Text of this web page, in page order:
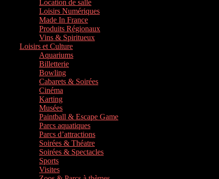
Location de salle
Loisirs Numériques
Made In France
Produits Régionaux
Vins & Spiritueux
Loisirs et Culture
Aquariums
Billetterie
Bowling
Cabarets & Soirées
Cinéma
Karting
Musées
Paintball & Escape Game
Parcs aquatiques
Parcs d’attractions
Soirées & Théatre
Soirées & Spectacles
Sports
Visites